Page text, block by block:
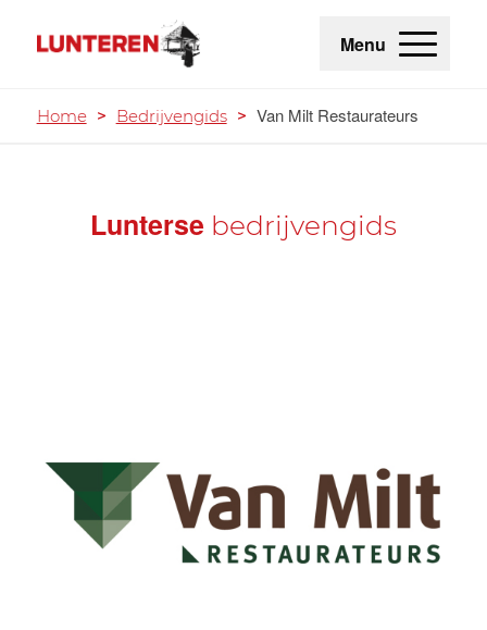
Menu
Home > Bedrijvengids > Van Milt Restaurateurs
Lunterse bedrijvengids